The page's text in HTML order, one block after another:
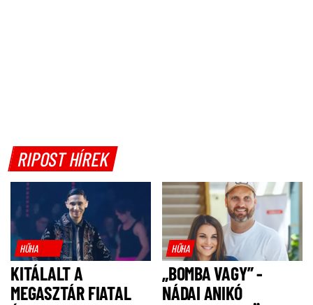
RIPOST HÍREK
HŰHA
KITÁLALT A
MEGASZTÁR FIATAL
HŰHA
„BOMBA VAGY” -
NÁDAI ANIKÓ